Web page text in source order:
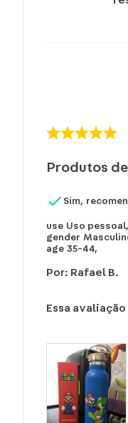
Produtos
Sim,
use Uso pessoal,
gender
age 35-44,
Por: Rafael B.
Essa